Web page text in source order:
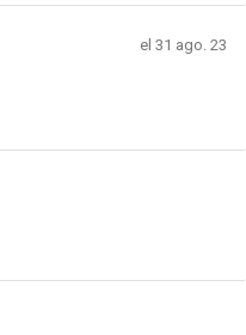
el 31 ago. 23